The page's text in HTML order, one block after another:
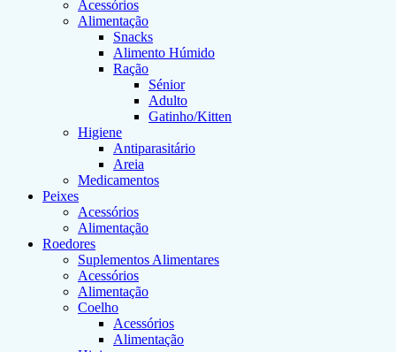
Acessórios
Alimentação
Snacks
Alimento Húmido
Ração
Sénior
Adulto
Gatinho/Kitten
Higiene
Antiparasitário
Areia
Medicamentos
Peixes
Acessórios
Alimentação
Roedores
Suplementos Alimentares
Acessórios
Alimentação
Coelho
Acessórios
Alimentação